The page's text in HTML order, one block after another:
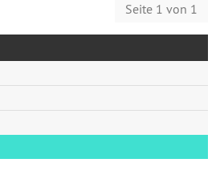
Seite 1 von 1